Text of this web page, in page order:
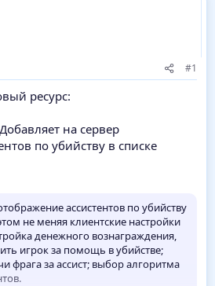
#1
ресурс:
на сервер
по убийству в списке
ассистентов по убийству
не меняя клиентские настройки
денежного вознаграждения,
игрок за помощь в убийстве;
фрага за ассист; выбор алгоритма